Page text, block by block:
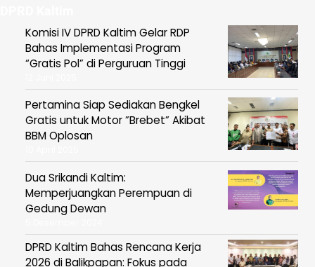
Komisi IV DPRD Kaltim Gelar RDP
Bahas Implementasi Program
“Gratis Pol” di Perguruan Tinggi
Pertamina Siap Sediakan Bengkel
Gratis untuk Motor ”Brebet” Akibat
BBM Oplosan
Dua Srikandi Kaltim:
Memperjuangkan Perempuan di
Gedung Dewan
DPRD Kaltim Bahas Rencana Kerja
2026 di Balikpapan: Fokus pada